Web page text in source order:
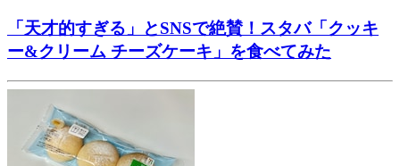
「天才的すぎる」とSNSで絶賛！スタバ「クッキ
ー&クリーム チーズケーキ」を食べてみた